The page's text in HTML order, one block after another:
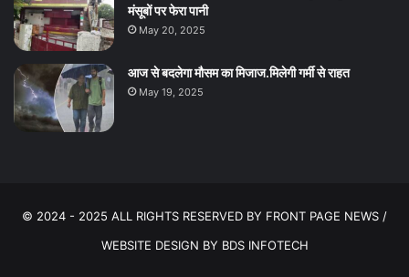
मंसूबों पर फेरा पानी
May 20, 2025
आज से बदलेगा मौसम का मिजाज.मिलेगी गर्मी से राहत
May 19, 2025
© 2024 - 2025 ALL RIGHTS RESERVED BY FRONT PAGE NEWS /
WEBSITE DESIGN BY BDS INFOTECH